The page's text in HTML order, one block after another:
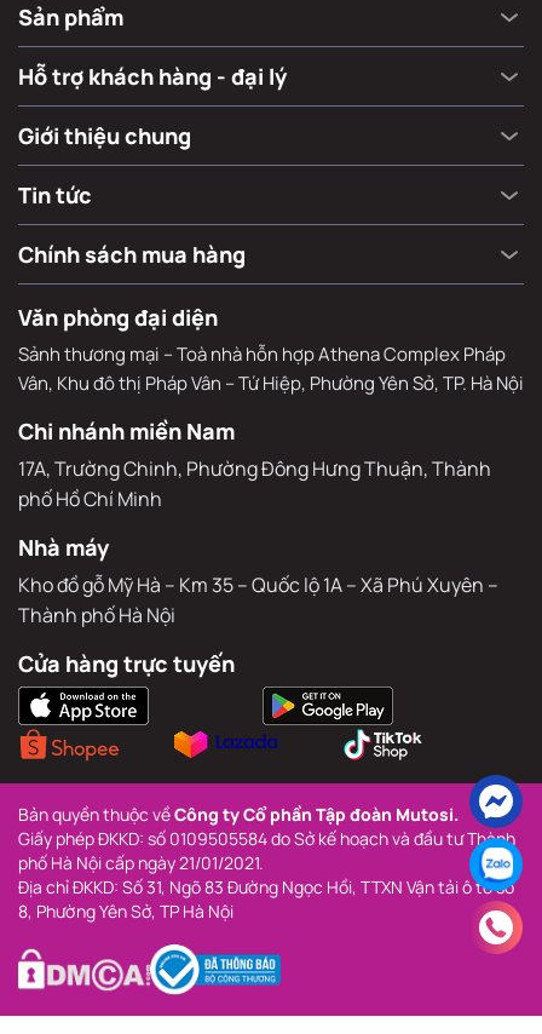
Sản phẩm
Hỗ trợ khách hàng - đại lý
Giới thiệu chung
Tin tức
Chính sách mua hàng
Văn phòng đại diện
Sảnh thương mại – Toà nhà hỗn hợp Athena Complex Pháp
Vân, Khu đô thị Pháp Vân – Tứ Hiệp, Phường Yên Sở, TP. Hà Nội
Chi nhánh miền Nam
17A, Trường Chinh, Phường Đông Hưng Thuận, Thành
phố Hồ Chí Minh
Nhà máy
Kho đồ gỗ Mỹ Hà – Km 35 – Quốc lộ 1A – Xã Phú Xuyên –
Thành phố Hà Nội
Cửa hàng trực tuyến
Bản quyền thuộc về Công ty Cổ phần Tập đoàn Mutosi.
Giấy phép ĐKKD: số 0109505584 do Sở kế hoạch và đầu tư Thành
phố Hà Nội cấp ngày 21/01/2021.
Địa chỉ ĐKKD: Số 31, Ngõ 83 Đường Ngọc Hồi, TTXN Vận tải ô tô số
8, Phường Yên Sở, TP Hà Nội